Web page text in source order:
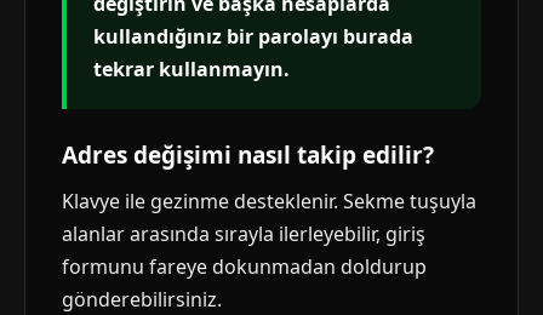
kullandığınız bir parolayı burada
tekrar kullanmayın.
Adres değişimi nasıl takip edilir?
Klavye ile gezinme desteklenir. Sekme tuşuyla
alanlar arasında sırayla ilerleyebilir, giriş
formunu fareye dokunmadan doldurup
gönderebilirsiniz.